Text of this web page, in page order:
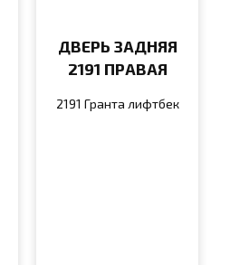
ДВЕРЬ ЗАДНЯЯ
2191 ПРАВАЯ
2191 Гранта лифтбек